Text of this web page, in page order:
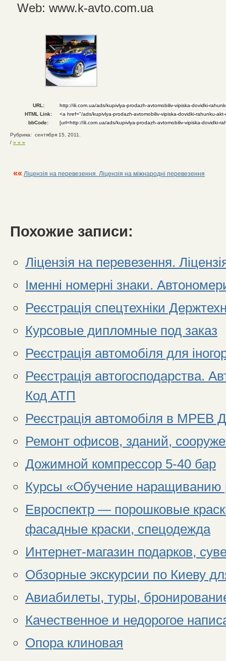
Web: www.k-avto.com.ua
URL:
HTML Link:
bbCode:
Рубрика: сентября 15, 2011.
/ » » »
«« Ліцензія на перевезення. Ліцензія на міжнародні перевезення
Похожие записи:
Ліцензія на перевезення.
Іменні номерні знаки.
Реєстрація спецтехніки
Курсовые дипломные под заказ
Реєстрація автомобіля для
Реєстрація автогосподарства.
Код АТП
Реєстрація автомобіля в МРЕВ
Ремонт офисов, зданий,
Дожимной компрессор 5-40 бар
Курсы «Обучение наращиванию
Евроспектр — порошковые
фасадные краски, спецодежда
Интернет-магазин подарков,
Обзорные экскурсии по Киеву
Авиабилеты, туры,
Качественное и недорогое
Опора клиновая